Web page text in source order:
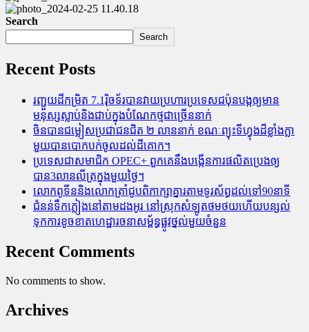
Search
Search
Recent Posts
រញ្ជួយដីកម្រិត​ 7.1រ៉ិចទ័របានវាយប្រហារប្រទេសជប៉ុនបង្កឲ្យមាន
មនុស្សស្លាប់​និង​ជាប់ក្នុងបំណែកថ្មជាច្រើននាក់
ចិនបានជម្លៀសប្រជាជនជិត ២ លាននាក់ ខណៈព្យុះទីហ្វុងដ៏ខ្លាំងក្លា
មួយបានបោកបក់ចូលដល់ដីគោក។
ប្រទេសជាសមាជិក OPEC+​ ពួកគេនឹងបង្កើនការផលិតប្រេងឲ្យ
បាន3លានលីត្រក្នុងមួយថ្ងៃ។
លោកពូទីននិងលោកត្រាំជូបពិភាក្សាគ្នារតាមទូរស័ព្ធដល់ទៅ90នាទី
ជំនន់​ទឹកភ្លៀង​នៅ​តាម​ដងអូរ​ នៅ​ស្រុក​សំឡូត​ថមថយ​ហើយ​បន្សល់​
ទុក​ការ​ខូចខាត​ហេដ្ឋារចនាសម្ព័ន្ធ​ផ្លូវថ្នល់​មួយ​ចំនួន
Recent Comments
No comments to show.
Archives